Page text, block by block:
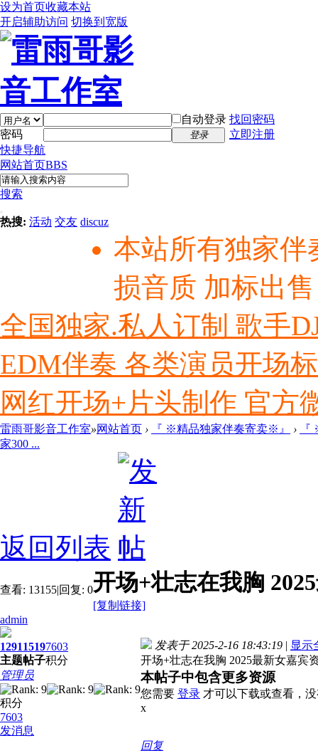
设为首页收藏本站
开启辅助访问 切换到宽版
自动登录 找回密码
密码
登录
立即注册
快捷导航
网站首页BBS
搜索
热搜: 活动 交友 discuz
本站所有独家伴
损音质 加标出
全国独家.私人订制 歌手
EDM伴奏 各类演员开场
网红开场+片头制作 官方
雷雨哥影音工作室»网站首页 › 『 ※精品独家伴奏寄卖※』 ›
家300 ...
返回列表
查看: 13155|回复: 0开场+壮志在我胸
[复制链接]
admin
1291
主题
1519
帖子
7603
积分
管理员
积分
7603
发消息
发表于 2025-2-16 18:43:19 | 显示
开场+壮志在我胸 2025最新女嘉宾
本帖子中包含更多资源
您需要 登录 才可以下载或查看，
x
回复